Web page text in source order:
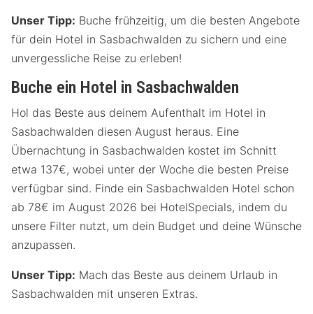
Unser Tipp: Buche frühzeitig, um die besten Angebote
für dein Hotel in Sasbachwalden zu sichern und eine
unvergessliche Reise zu erleben!
Buche ein Hotel in Sasbachwalden
Hol das Beste aus deinem Aufenthalt im Hotel in
Sasbachwalden diesen August heraus. Eine
Übernachtung in Sasbachwalden kostet im Schnitt
etwa 137€, wobei unter der Woche die besten Preise
verfügbar sind. Finde ein Sasbachwalden Hotel schon
ab 78€ im August 2026 bei HotelSpecials, indem du
unsere Filter nutzt, um dein Budget und deine Wünsche
anzupassen.
Unser Tipp: Mach das Beste aus deinem Urlaub in
Sasbachwalden mit unseren Extras.